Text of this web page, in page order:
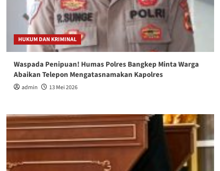
HUKUM DAN KRIMINAL
Waspada Penipuan! Humas Polres Bangkep Minta Warga
Abaikan Telepon Mengatasnamakan Kapolres
admin 13 Mei 2026